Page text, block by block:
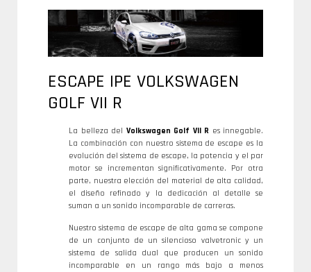
ESCAPE IPE VOLKSWAGEN
GOLF VII R
La belleza del Volkswagen Golf VII R es innegable.
La combinación con nuestro sistema de escape es la
evolución del sistema de escape, la potencia y el par
motor se incrementan significativamente. Por otra
parte, nuestra elección del material de alta calidad,
el diseño refinado y la dedicación al detalle se
suman a un sonido incomparable de carreras.
Nuestro sistema de escape de alta gama se compone
de un conjunto de un silencioso valvetronic y un
sistema de salida dual que producen un sonido
incomparable en un rango más bajo a menos